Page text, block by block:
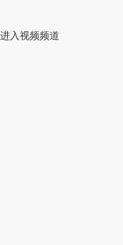
进入视频频道